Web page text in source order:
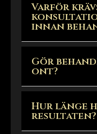
Varför
innan
Gör
ont?
Hur länge
resultaten?